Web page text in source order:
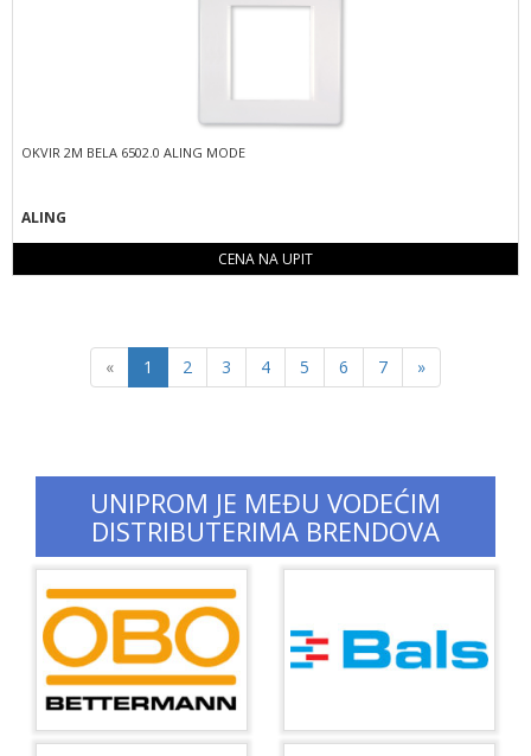
OKVIR 2M BELA 6502.0 ALING MODE
ALING
CENA NA UPIT
«Previous
1 2 3 4 5 6 7 »Next
UNIPROM JE MEĐU VODEĆIM
DISTRIBUTERIMA BRENDOVA